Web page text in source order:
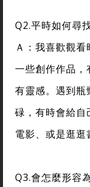
Q2.平時如何尋
Ａ：我喜歡觀
一些創作作品
有靈感。遇到
碌，有時會給自
電影、或是逛逛
Q3.會怎麼形容